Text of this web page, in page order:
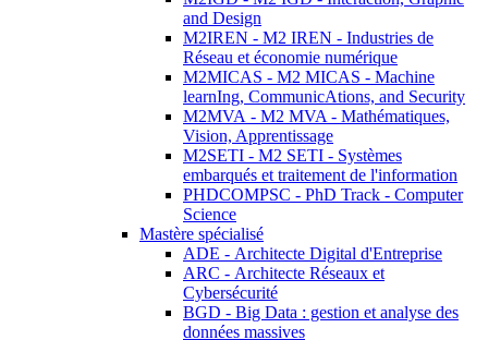
and Design
M2IREN - M2 IREN - Industries de
Réseau et économie numérique
M2MICAS - M2 MICAS - Machine
learnIng, CommunicAtions, and Security
M2MVA - M2 MVA - Mathématiques,
Vision, Apprentissage
M2SETI - M2 SETI - Systèmes
embarqués et traitement de l'information
PHDCOMPSC - PhD Track - Computer
Science
Mastère spécialisé
ADE - Architecte Digital d'Entreprise
ARC - Architecte Réseaux et
Cybersécurité
BGD - Big Data : gestion et analyse des
données massives